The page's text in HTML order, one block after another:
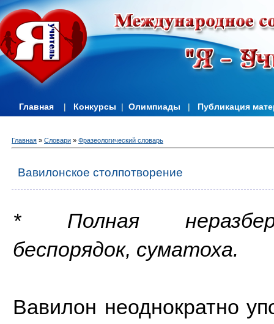
Главная | Конкурсы | Олимпиады | Публикация
Главная » Словари » Фразеологический словарь
Вавилонское столпотворение
* Полная
беспорядок, суматоха.
Вавилон неоднократно